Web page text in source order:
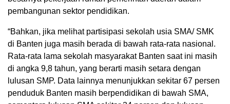
pembangunan sektor pendidikan.
“Bahkan, jika melihat partisipasi sekolah usia SMA/ SMK
di Banten juga masih berada di bawah rata-rata nasional.
Rata-rata lama sekolah masyarakat Banten saat ini masih
di angka 9,8 tahun, yang berarti masih setara dengan
lulusan SMP. Data lainnya menunjukkan sekitar 67 persen
penduduk Banten masih berpendidikan di bawah SMA,